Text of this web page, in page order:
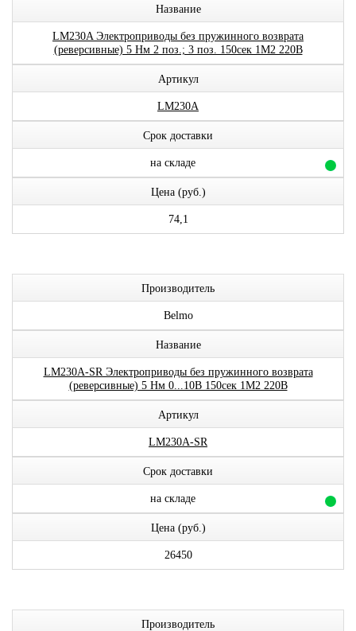
Название
LM230A Электроприводы без пружинного возврата
(реверсивные) 5 Нм 2 поз.; 3 поз. 150сек 1М2 220В
Артикул
LM230A
Срок доставки
на складе
Цена (руб.)
74,1
Производитель
Belmo
Название
LM230A-SR Электроприводы без пружинного возврата
(реверсивные) 5 Нм 0...10В 150сек 1М2 220В
Артикул
LM230A-SR
Срок доставки
на складе
Цена (руб.)
26450
Производитель